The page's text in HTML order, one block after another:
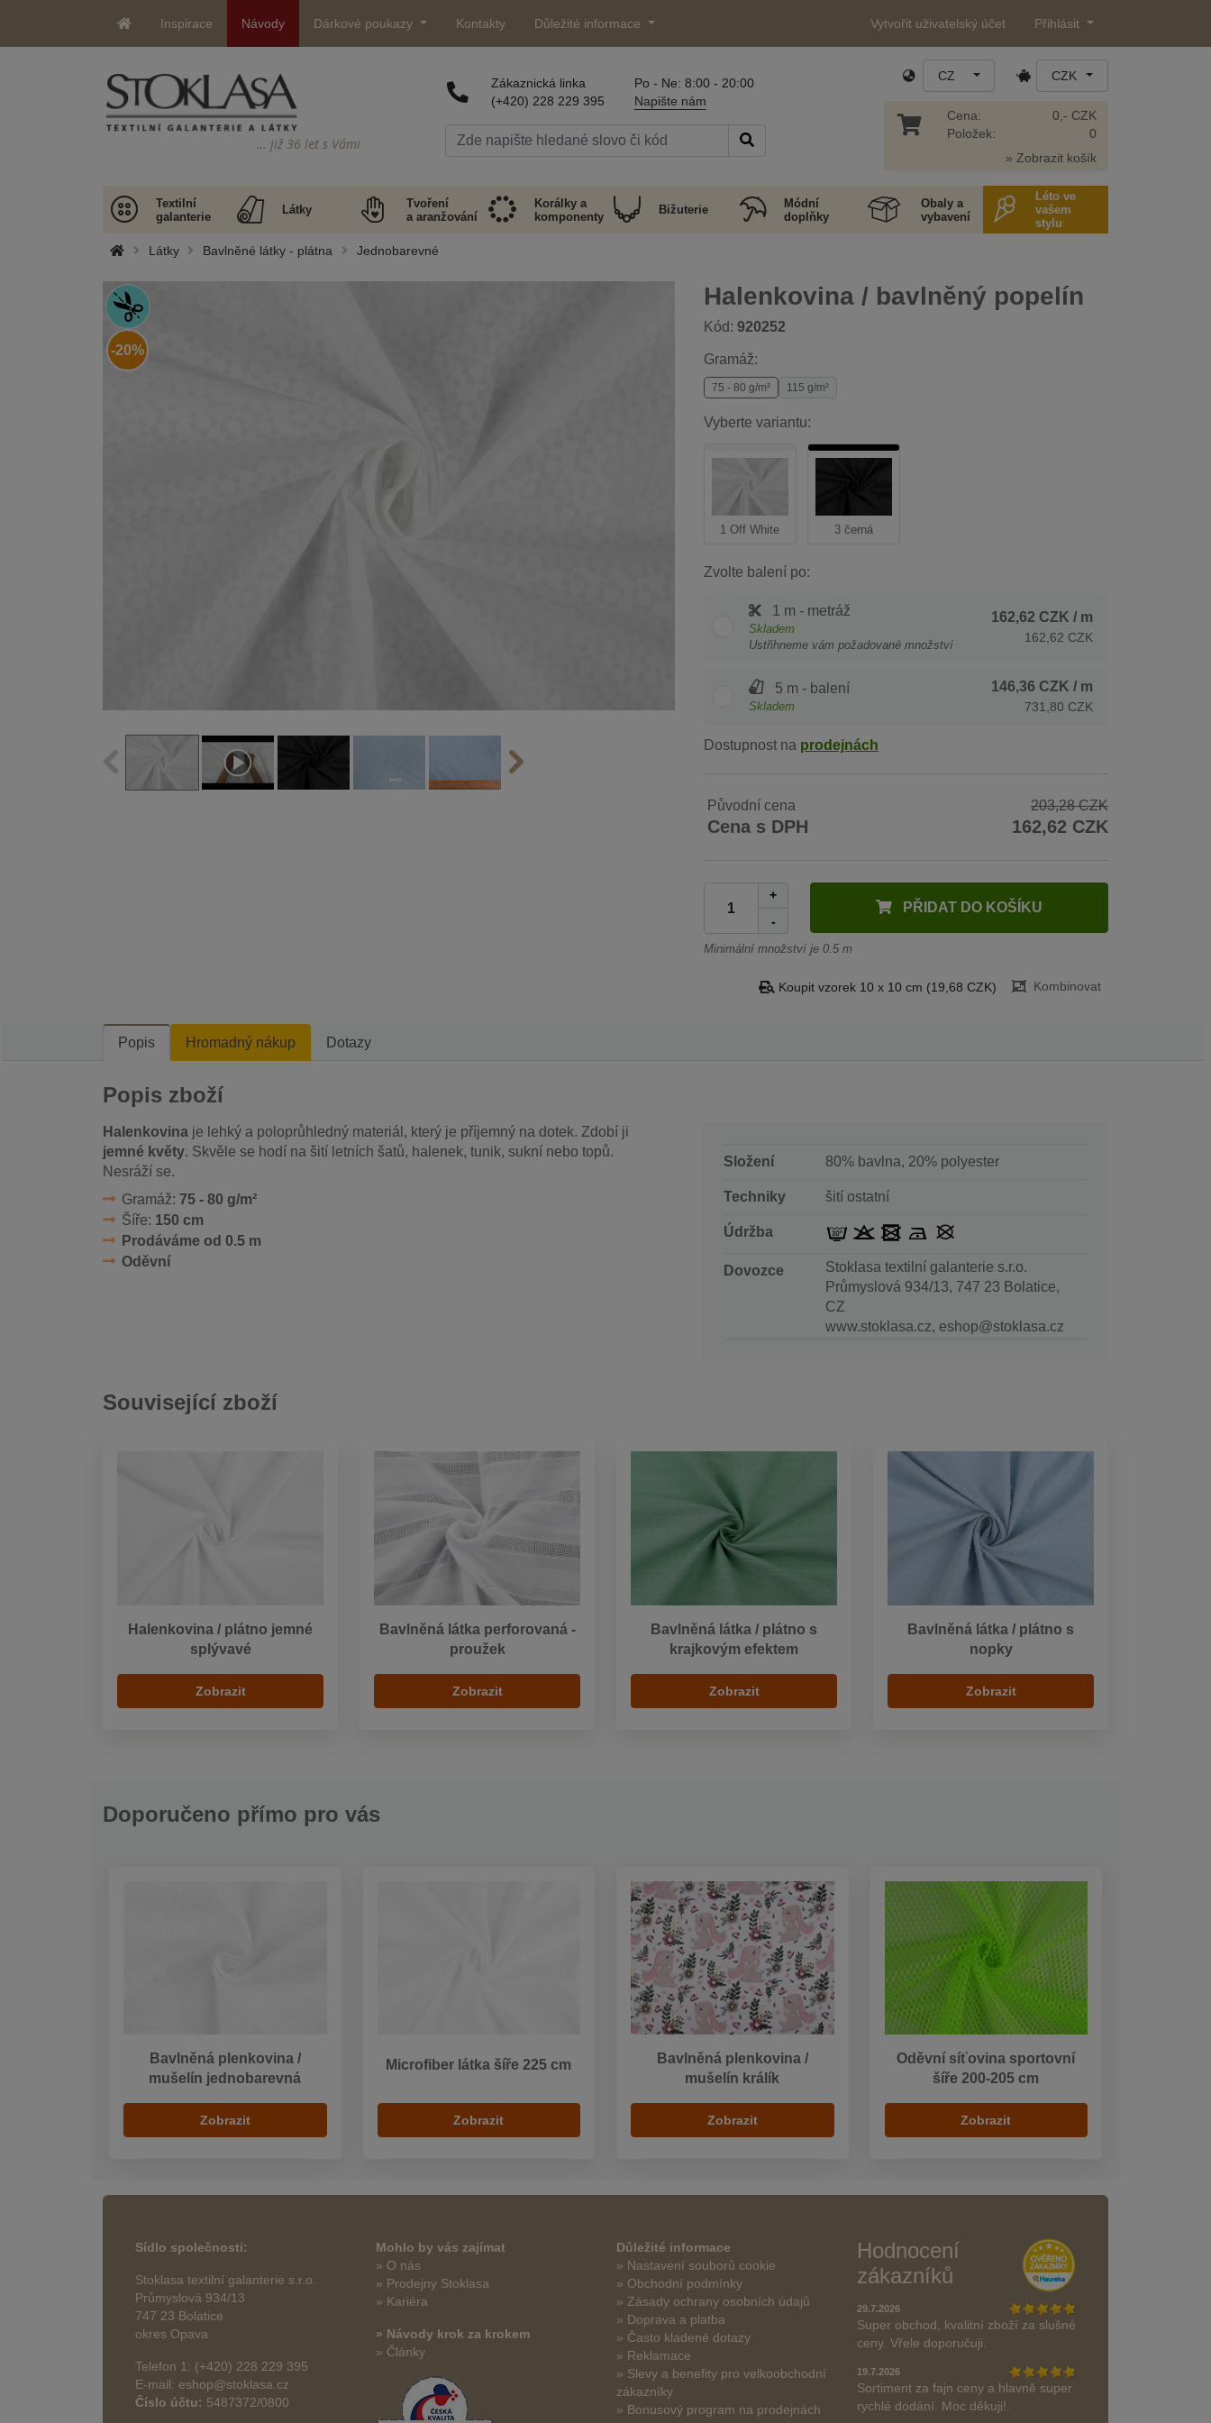
Inspirace Návody Dárkové poukazy Kontakty Důležité informace Vytvořit uživatelský účet Přihlásit
… již 36 let s Vámi
Zákaznická linka
(+420) 228 229 395
Po - Ne: 8:00 - 20:00
Napište nám
CZ CZK
Cena:
Položek:
0,- CZK
0
» Zobrazit košík
Textilní
galanterie
Látky
Tvoření
a aranžování
Korálky a
komponenty
Bižuterie
Módní
doplňky
Obaly a
vybavení
Léto ve
vašem
stylu
Látky Bavlněné látky - plátna Jednobarevné
Halenkovina / bavlněný popelín
Kód: 920252
-20%
Gramáž:
75 - 80 g/m² 115 g/m²
Vyberte variantu:
1 Off White 3 černá
Zvolte balení po:
1 m - metráž
Skladem
Ustřihneme vám požadované množství
162,62 CZK / m
162,62 CZK
5 m - balení
Skladem
146,36 CZK / m
731,80 CZK
Dostupnost na prodejnách
Původní cena 203,28 CZK
Cena s DPH 162,62 CZK
+
-
PŘIDAT DO KOŠÍKU
Minimální množství je 0.5 m
Koupit vzorek 10 x 10 cm (19,68 CZK) Kombinovat
Popis Hromadný nákup Dotazy
Popis zboží
Halenkovina je lehký a poloprůhledný materiál, který je příjemný na dotek. Zdobí ji
jemné květy. Skvěle se hodí na šití letních šatů, halenek, tunik, sukní nebo topů.
Nesráží se.
Gramáž: 75 - 80 g/m²
Šíře: 150 cm
Prodáváme od 0.5 m
Oděvní
Složení 80% bavlna, 20% polyester
Techniky šití ostatní
Údržba
Dovozce
Stoklasa textilní galanterie s.r.o.
Průmyslová 934/13, 747 23 Bolatice,
CZ
www.stoklasa.cz, eshop@stoklasa.cz
Související zboží
Halenkovina / plátno jemné
splývavé
Zobrazit
Bavlněná látka perforovaná -
proužek
Zobrazit
Bavlněná látka / plátno s
krajkovým efektem
Zobrazit
Bavlněná látka / plátno s
nopky
Zobrazit
Doporučeno přímo pro vás
Bavlněná plenkovina /
mušelín jednobarevná
Zobrazit
Microfiber látka šíře 225 cm
Zobrazit
Bavlněná plenkovina /
mušelín králík
Zobrazit
Oděvní síťovina sportovní
šíře 200-205 cm
Zobrazit
Sídlo společnosti:
Stoklasa textilní galanterie s.r.o.
Průmyslová 934/13
747 23 Bolatice
okres Opava
Telefon 1: (+420) 228 229 395
E-mail: eshop@stoklasa.cz
Číslo účtu: 5487372/0800
Mohlo by vás zajímat
» O nás
» Prodejny Stoklasa
» Kariéra
» Návody krok za krokem
» Články
Důležité informace
» Nastavení souborů cookie
» Obchodní podmínky
» Zásady ochrany osobních údajů
» Doprava a platba
» Často kladené dotazy
» Reklamace
» Slevy a benefity pro velkoobchodní
zákazníky
» Bonusový program na prodejnách
Hodnocení
zákazníků
29.7.2026
Super obchod, kvalitní zboží za slušné
ceny. Vřele doporučuji.
19.7.2026
Sortiment za fajn ceny a hlavně super
rychlé dodání. Moc děkuji!.